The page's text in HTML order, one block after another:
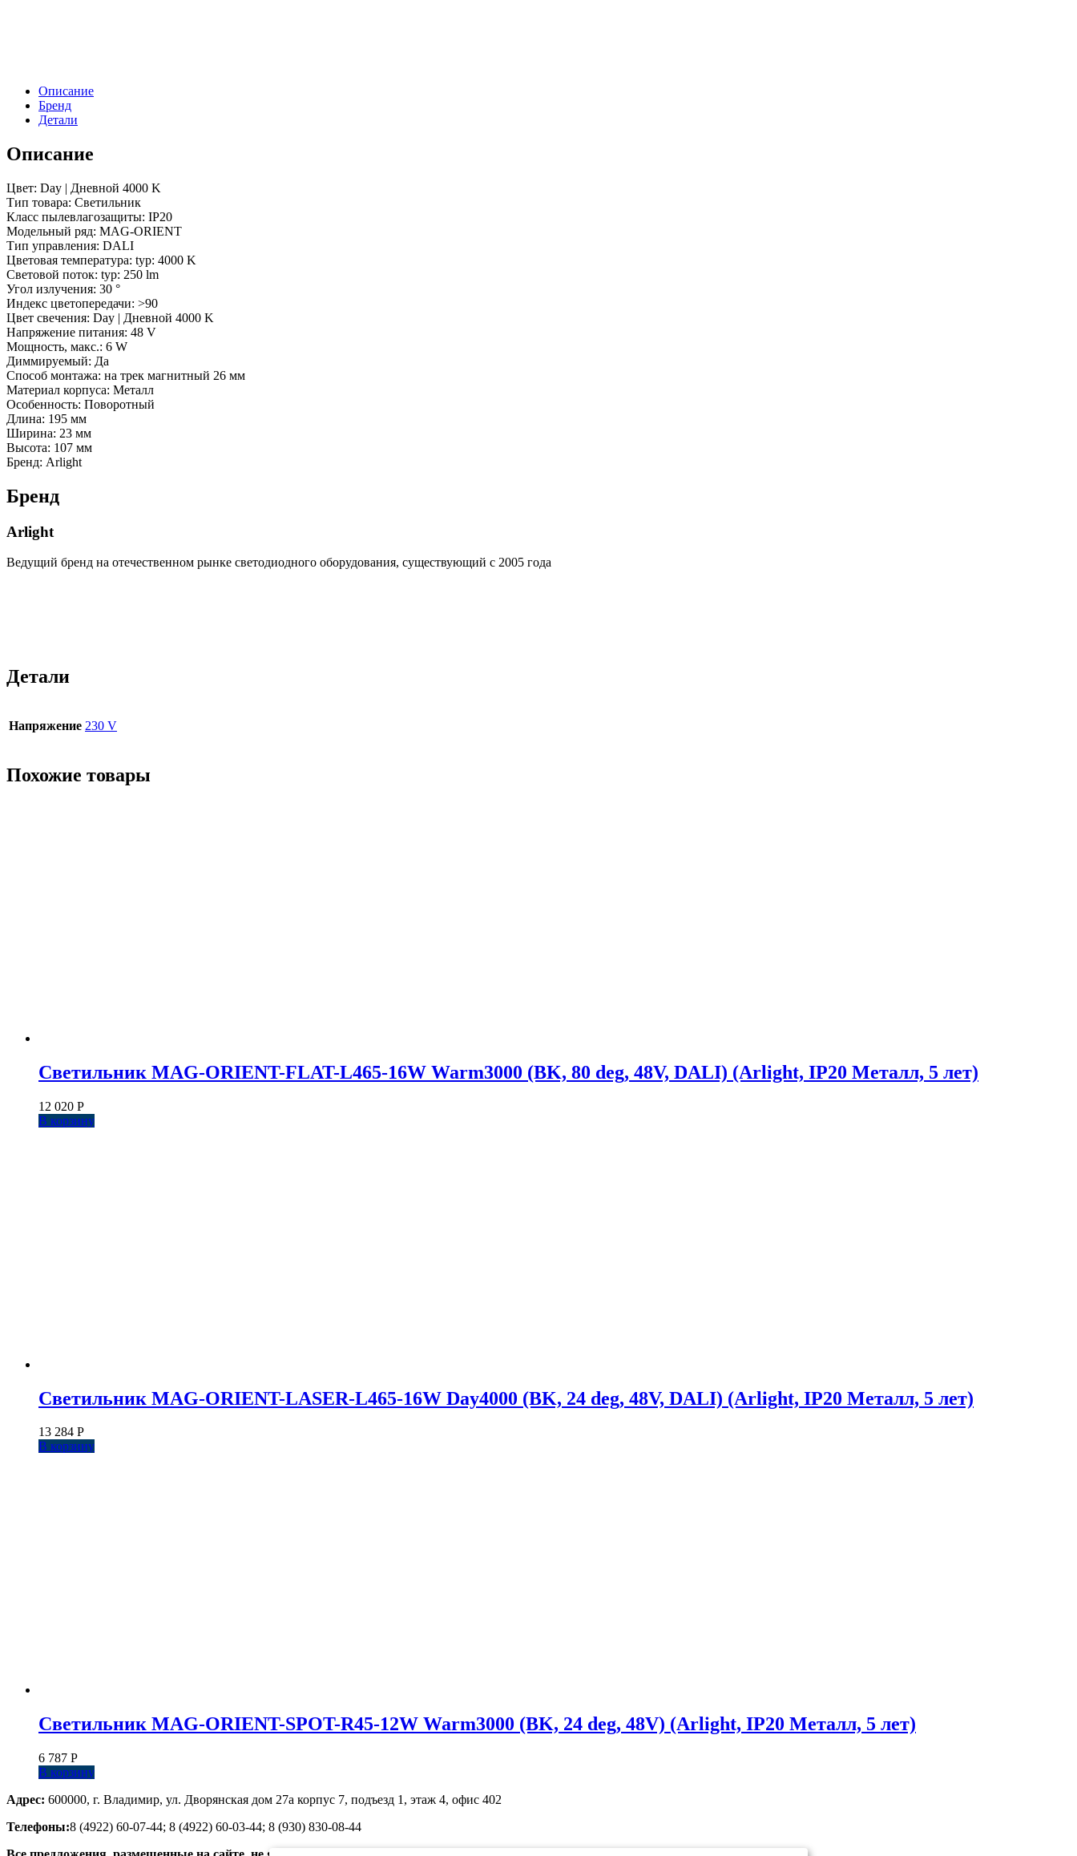
deg,
48V,
(Arlight,
5
лет)
Описание
Бренд
Детали
Описание
Цвет: Day | Дневной 4000 K
Тип товара: Светильник
Класс пылевлагозащиты: IP20
Модельный ряд: MAG-ORIENT
Тип управления: DALI
Цветовая температура: typ: 4000 K
Световой поток: typ: 250 lm
Угол излучения: 30 °
Индекс цветопередачи: >90
Цвет свечения: Day | Дневной 4000 K
Напряжение питания: 48 V
Мощность, макс.: 6 W
Диммируeмый: Да
Способ монтажа: на трек магнитный 26 мм
Материал корпуса: Металл
Особенность: Поворотный
Длина: 195 мм
Ширина: 23 мм
Высота: 107 мм
Бренд: Arlight
Бренд
Arlight
Ведущий бренд на отечественном рынке светодиодного оборудования, существующий с 2005 года
Детали
Напряжение 230 V
Похожие товары
Светильник MAG-ORIENT-FLAT-L465-16W Warm3000 (BK, 80 deg, 48V, DALI) (Arlight, IP20 Металл, 5 лет)
12 020 Р
В корзину
Светильник MAG-ORIENT-LASER-L465-16W Day4000 (BK, 24 deg, 48V, DALI) (Arlight, IP20 Металл, 5 лет)
13 284 Р
В корзину
Светильник MAG-ORIENT-SPOT-R45-12W Warm3000 (BK, 24 deg, 48V) (Arlight, IP20 Металл, 5 лет)
6 787 Р
В корзину
Адрес: 600000, г. Владимир, ул. Дворянская дом 27а корпус 7, подъезд 1, этаж 4, офис 402
Телефоны:8 (4922) 60-07-44; 8 (4922) 60-03-44; 8 (930) 830-08-44